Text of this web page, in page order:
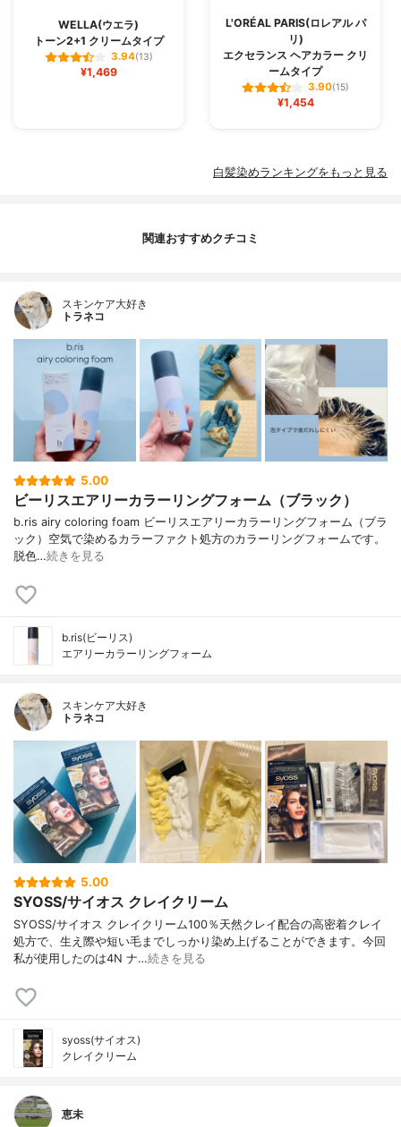
WELLA(ウエラ)
トーン2+1 クリームタイプ
3.94(13)
¥1,469
L'ORÉAL PARIS(ロレアル パ
リ)
エクセランス ヘアカラー クリ
ームタイプ
3.90(15)
¥1,454
白髪染めランキングをもっと見る
関連おすすめクチコミ
スキンケア大好き
トラネコ
5.00
ビーリスエアリーカラーリングフォーム（ブラック）
b.ris airy coloring foam ビーリスエアリーカラーリングフォーム（ブラ
ック）空気で染めるカラーファクト処方のカラーリングフォームです。
脱色…続きを見る
b.ris(ビーリス)
エアリーカラーリングフォーム
スキンケア大好き
トラネコ
5.00
SYOSS/サイオス クレイクリーム
SYOSS/サイオス クレイクリーム100％天然クレイ配合の高密着クレイ
処方で、生え際や短い毛までしっかり染め上げることができます。今回
私が使用したのは4N ナ…続きを見る
syoss(サイオス)
クレイクリーム
恵未